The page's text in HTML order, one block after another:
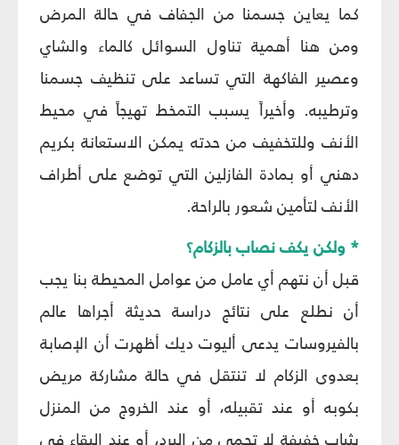
كما يعاين جسمنا من الجفاف في حالة المرض
ومن هنا أهمية تناول السوائل كالماء والشاي
وعصير الفاكهة التي تساعد على تنظيف جسمنا
وترطيبه. وأخيراً يسبب التمخط تهيجاً في محيط
الأنف وللتخفيف من حدته يمكن الاستعانة بكريم
دهني أو بمادة الفازلين التي توضع على أطراف
الأنف لتأمين شعور بالراحة.
* ولكن يكف نصاب بالزكام؟
قبل أن نتهم أي عامل من عوامل المحيطة بنا يجب
أن نطلع على نتائج دراسة حديثة أجراها عالم
بالفيروسات يدعى أليوت ديك أظهرت أن الإصابة
بعدوى الزكام لا تنتقل في حالة مشاركة مريض
بكوبه أو عند تقبيله، أو عند الخروج من المنزل
بثياب خفيفة لا تحمي من البرد، أو عند البقاء في